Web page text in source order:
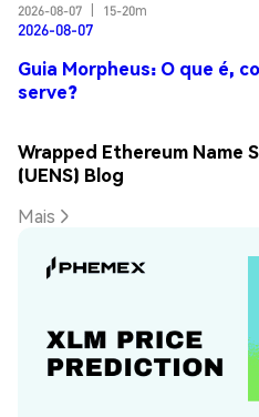
2026-08-07
15-20m
2026-08-07
Guia Morpheus: O que é,
serve?
Wrapped Ethereum Name
(UENS) Blog
Mais